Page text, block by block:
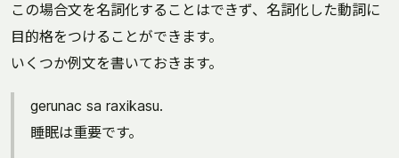
この場合文を名詞化することはできず、名詞化した動詞に
目的格をつけることができます。
いくつか例文を書いておきます。
gerunac sa raxikasu.
睡眠は重要です。